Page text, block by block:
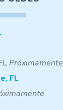
Próximamente
FL